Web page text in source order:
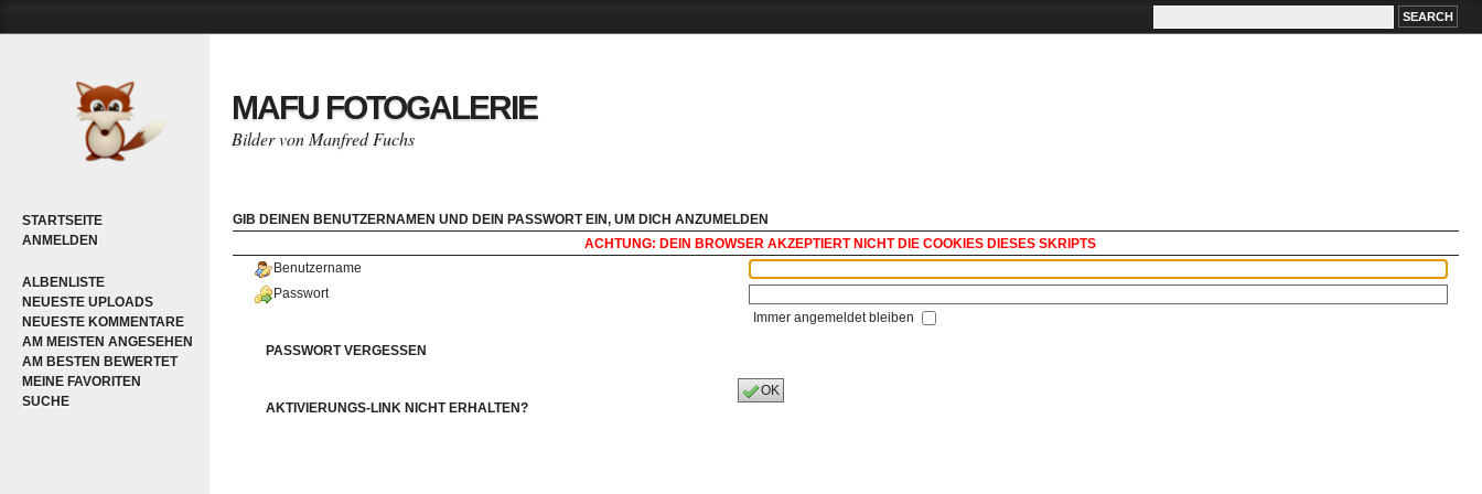
STARTSEITE
ANMELDEN
ALBENLISTE
NEUESTE UPLOADS
NEUESTE KOMMENTARE
AM MEISTEN ANGESEHEN
AM BESTEN BEWERTET
MEINE FAVORITEN
SUCHE
MAFU FOTOGALERIE
Bilder von Manfred Fuchs
GIB DEINEN BENUTZERNAMEN UND DEIN PASSWORT EIN, UM DICH ANZUMELDEN
ACHTUNG: DEIN BROWSER AKZEPTIERT NICHT DIE COOKIES DIESES SKRIPTS
Benutzername
Passwort
Immer angemeldet bleiben
PASSWORT VERGESSEN
AKTIVIERUNGS-LINK NICHT ERHALTEN?
OK